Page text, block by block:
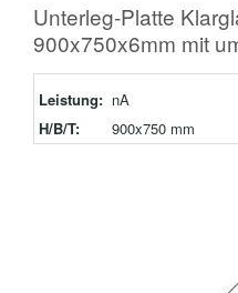
Unterleg-Platte
900x750x6mm mit
Leistung: nA
H/B/T:
900x750 mm